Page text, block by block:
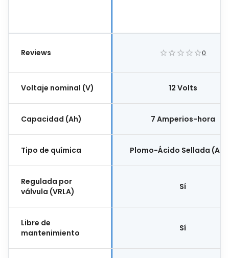
Reviews 0
Voltaje nominal (V) 12 Volts
Capacidad (Ah) 7 Amperios-hora
Tipo de química Plomo-Ácido Sellada
Regulada por
válvula (VRLA)
Sí
Libre de
mantenimiento
Sí